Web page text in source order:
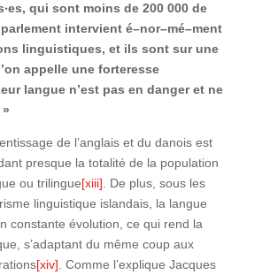
qui sont moins de 200 000 de
intervient é–nor–mé–ment
linguistiques, et ils sont sur une
appelle une forteresse
langue n’est pas en danger et ne
de l’anglais et du danois est
presque la totalité de la population
ou trilingue[xiii]. De plus, sous les
linguistique islandais, la langue
constante évolution, ce qui rend la
s’adaptant du même coup aux
[xiv]. Comme l’explique Jacques